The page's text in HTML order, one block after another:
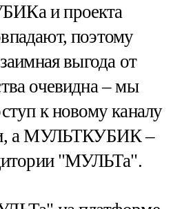
и проекта
поэтому
выгода от
очевидна – мы
к новому каналу
а МУЛЬТКУБИК –
"МУЛЬТа".